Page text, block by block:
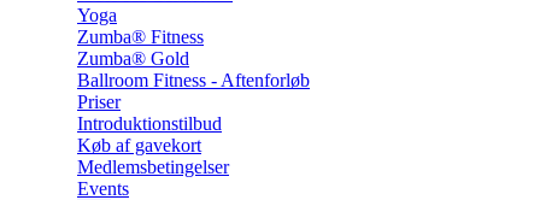
Yoga
Zumba® Fitness
Zumba® Gold
Ballroom Fitness - Aftenforløb
Priser
Introduktionstilbud
Køb af gavekort
Medlemsbetingelser
Events